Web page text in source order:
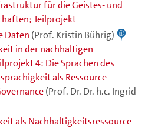
für die Geistes- und
Teilprojekt
Daten (Prof. Kristin Bührig)
in der nachhaltigen
4: Die Sprachen des
als Ressource
(Prof. Dr. Dr. h.c. Ingrid
als Nachhaltigkeitsressource